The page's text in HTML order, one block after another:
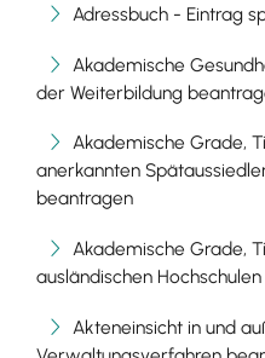
Adressbuch - Eintrag
Akademische
der Weiterbildung
Akademische Grade,
anerkannten
beantragen
Akademische Grade,
ausländischen
Akteneinsicht in und